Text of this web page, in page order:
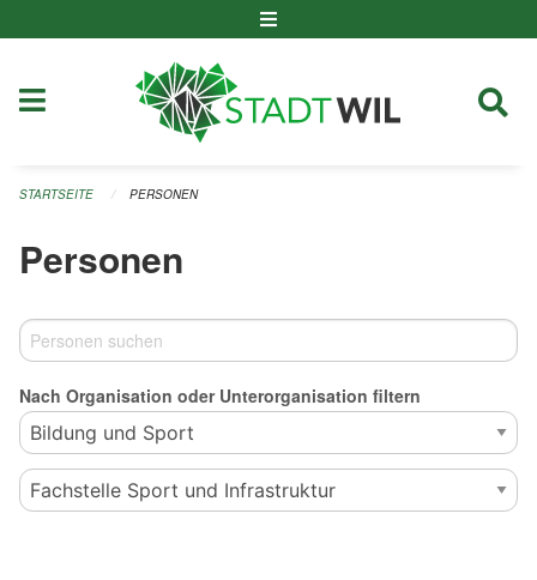
STARTSEITE PERSONEN
Personen
Nach Organisation oder Unterorganisation filtern